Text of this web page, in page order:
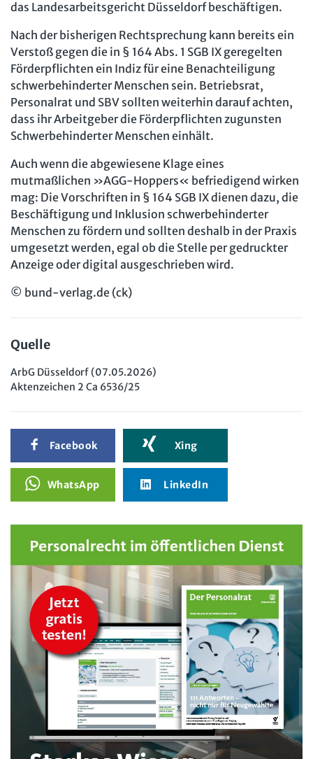
das Landesarbeitsgericht Düsseldorf beschäftigen.
Nach der bisherigen Rechtsprechung kann bereits ein
Verstoß gegen die in § 164 Abs. 1 SGB IX geregelten
Förderpflichten ein Indiz für eine Benachteiligung
schwerbehinderter Menschen sein. Betriebsrat,
Personalrat und SBV sollten weiterhin darauf achten,
dass ihr Arbeitgeber die Förderpflichten zugunsten
Schwerbehinderter Menschen einhält.
Auch wenn die abgewiesene Klage eines
mutmaßlichen »AGG-Hoppers« befriedigend wirken
mag: Die Vorschriften in § 164 SGB IX dienen dazu, die
Beschäftigung und Inklusion schwerbehinderter
Menschen zu fördern und sollten deshalb in der Praxis
umgesetzt werden, egal ob die Stelle per gedruckter
Anzeige oder digital ausgeschrieben wird.
© bund-verlag.de (ck)
Quelle
ArbG Düsseldorf (07.05.2026)
Aktenzeichen 2 Ca 6536/25
Facebook Xing
WhatsApp LinkedIn